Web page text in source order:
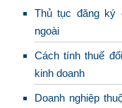
Thủ tục đăng ký
ngoài
Cách tính thuế
kinh doanh
Doanh nghiệp